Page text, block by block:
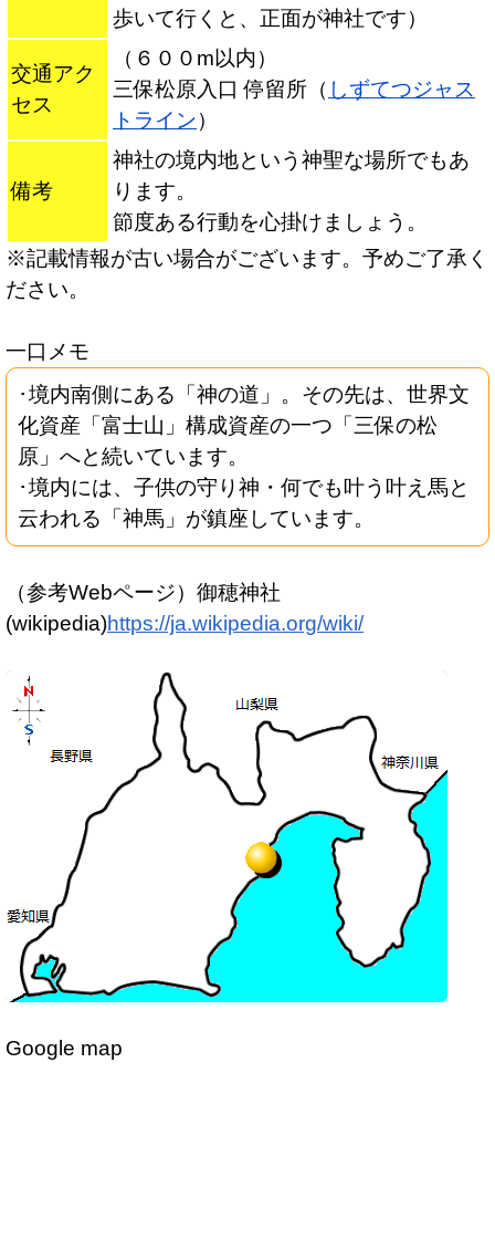
歩いて行くと、正面が神社です）
交通アク
セス
（６００m以内）
三保松原入口 停留所（ しずてつジャス
トライン）
備考
神社の境内地という神聖な場所でもあ
ります。
節度ある行動を心掛けましょう。
※記載情報が古い場合がございます。予めご了承く
ださい。
一口メモ
･境内南側にある「神の道」。その先は、世界文
化資産「富士山」構成資産の一つ「三保の松
原」へと続いています。
･境内には、子供の守り神・何でも叶う叶え馬と
云われる「神馬」が鎮座しています。
（参考Webページ）御穂神社
(wikipedia)https://ja.wikipedia.org/wiki/
Google map